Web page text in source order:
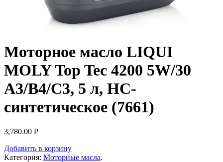
Моторное масло LIQUI
MOLY Top Tec 4200 5W/30
A3/B4/C3, 5 л, НС-
синтетическое (7661)
3,780.00 Р
Добавить в корзину
Категория: Моторные масла.